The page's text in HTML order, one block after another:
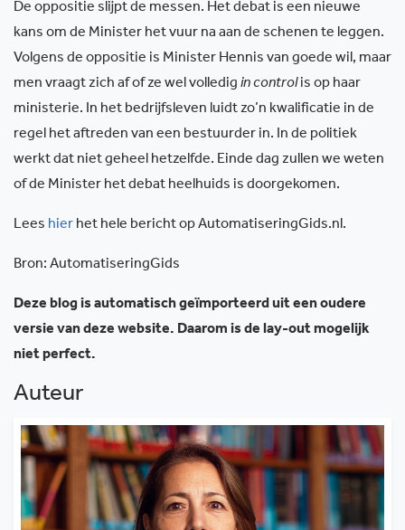
De oppositie slijpt de messen. Het debat is een nieuwe
kans om de Minister het vuur na aan de schenen te leggen.
Volgens de oppositie is Minister Hennis van goede wil, maar
men vraagt zich af of ze wel volledig in controlis op haar
ministerie. In het bedrijfsleven luidt zo’n kwalificatie in de
regel het aftreden van een bestuurder in. In de politiek
werkt dat niet geheel hetzelfde. Einde dag zullen we weten
of de Minister het debat heelhuids is doorgekomen.
Lees hier het hele bericht op AutomatiseringGids.nl.
Bron: AutomatiseringGids
Deze blog is automatisch geïmporteerd uit een oudere
versie van deze website. Daarom is de lay-out mogelijk
niet perfect.
Auteur